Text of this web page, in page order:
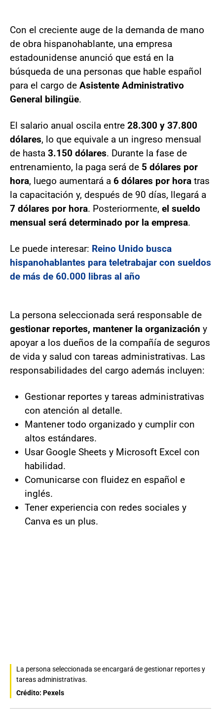
Con el creciente auge de la demanda de mano
de obra hispanohablante, una empresa
estadounidense anunció que está en la
búsqueda de una personas que hable español
para el cargo de Asistente Administrativo
General bilingüe.
El salario anual oscila entre 28.300 y 37.800
dólares, lo que equivale a un ingreso mensual
de hasta 3.150 dólares. Durante la fase de
entrenamiento, la paga será de 5 dólares por
hora, luego aumentará a 6 dólares por hora tras
la capacitación y, después de 90 días, llegará a
7 dólares por hora. Posteriormente, el sueldo
mensual será determinado por la empresa.
Le puede interesar: Reino Unido busca
hispanohablantes para teletrabajar con sueldos
de más de 60.000 libras al año
La persona seleccionada será responsable de
gestionar reportes, mantener la organización y
apoyar a los dueños de la compañía de seguros
de vida y salud con tareas administrativas. Las
responsabilidades del cargo además incluyen:
Gestionar reportes y tareas administrativas
con atención al detalle.
Mantener todo organizado y cumplir con
altos estándares.
Usar Google Sheets y Microsoft Excel con
habilidad.
Comunicarse con fluidez en español e
inglés.
Tener experiencia con redes sociales y
Canva es un plus.
La persona seleccionada se encargará de gestionar reportes y
tareas administrativas.
Crédito: Pexels